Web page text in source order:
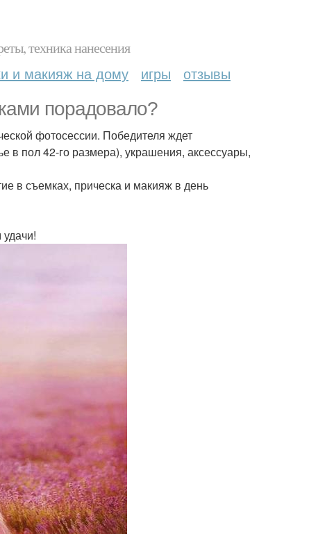
техника нанесения
и макияж на дому игры отзывы
порадовало?
фотосессии. Победителя ждет
в пол 42-го размера), украшения, аксессуары,
в съемках, прическа и макияж в день